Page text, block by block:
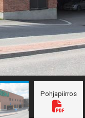
Pohjapiirros